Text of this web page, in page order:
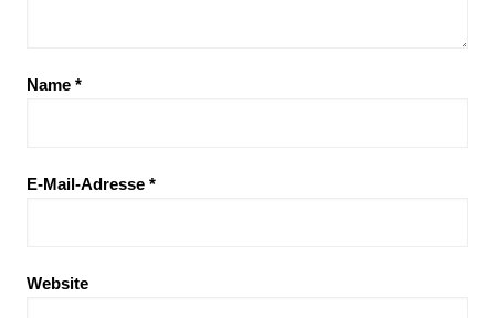
Name *
E-Mail-Adresse *
Website